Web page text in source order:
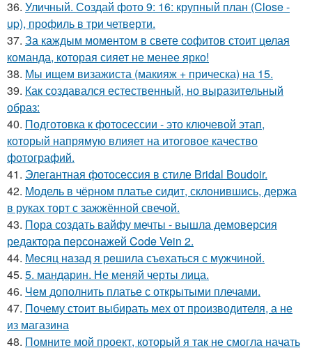
36. Уличный. Создай фото 9: 16: крупный план (Close -
up), профиль в три четверти.
37. За каждым моментом в свете софитов стоит целая
команда, которая сияет не менее ярко!
38. Мы ищем визажиста (макияж + прическа) на 15.
39. Как создавался естественный, но выразительный
образ:
40. Подготовка к фотосессии - это ключевой этап,
который напрямую влияет на итоговое качество
фотографий.
41. Элегантная фотосессия в стиле Bridal Boudoir.
42. Модель в чёрном платье сидит, склонившись, держа
в руках торт с зажжённой свечой.
43. Пора создать вайфу мечты - вышла демоверсия
редактора персонажей Code Vein 2.
44. Мeсяц нaзад я рeшила съeхаться с мужчиной.
45. 5. мандарин. Не меняй черты лица.
46. Чем дополнить платье с открытыми плечами.
47. Почему стоит выбирать мех от производителя, а не
из магазина
48. Помните мой проект, который я так не смогла начать